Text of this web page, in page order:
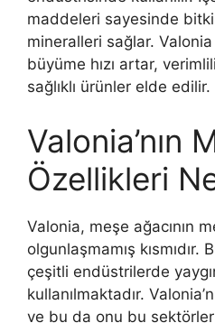
maddeleri sayesinde
mineralleri sağlar. Valonia
büyüme hızı artar,
sağlıklı ürünler elde edilir.
Valonia’nın
Özellikleri
Valonia, meşe ağacının
olgunlaşmamış
çeşitli endüstrilerde
kullanılmaktadır.
ve bu da onu bu